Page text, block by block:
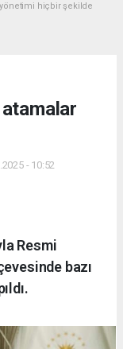
yönetimi hiçbir şekilde
atamalar
- 10:52
Resmi
bazı